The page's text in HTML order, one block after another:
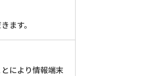
ます。
により情報端末